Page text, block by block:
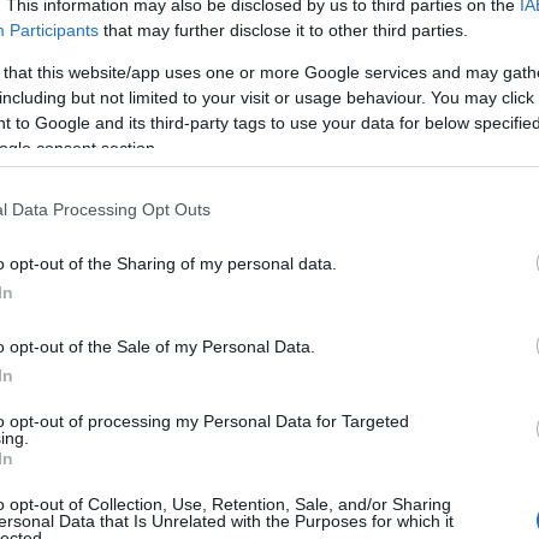
This information may also be disclosed by us to third parties on the
Participants that may further disclose it to other third parties.
that this website/app uses one or more Google services and may
but not limited to your visit or usage behaviour. You may
to Google and its third-party tags to use your data for below
consent section.
Data Processing Opt Outs
opt-out of the Sharing of my personal data.
opt-out of the Sale of my Personal Data.
opt-out of processing my Personal Data for Targeted
opt-out of Collection, Use, Retention, Sale, and/or Sharing
Data that Is Unrelated with the Purposes for which it
Στεγαστικό επίδομα: Ποιοι 1.120 φοιτητές θα
λάβουν 2.000 ή 2.500 ευρώ
7/08/2026 - 6:02μμ
το 112, στη μάχη 7 εναέρια μέσα